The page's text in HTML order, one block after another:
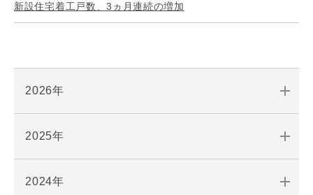
新設住宅着工戸数、3ヵ月連続の増加
2026年
2025年
2024年